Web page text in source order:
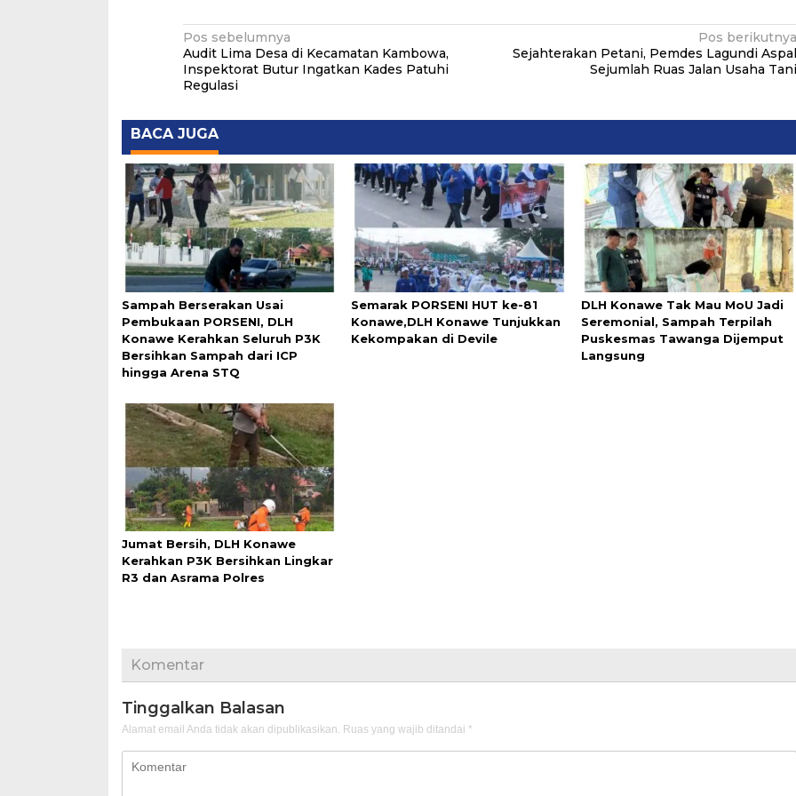
Navigasi
pos
Pos sebelumnya
Audit Lima Desa di Kecamatan Kambowa,
Inspektorat Butur Ingatkan Kades Patuhi
Regulasi
Pos berikutnya
Sejahterakan Petani, Pemdes Lagundi Aspal
Sejumlah Ruas Jalan Usaha Tani
BACA JUGA
Sampah Berserakan Usai
Pembukaan PORSENI, DLH
Konawe Kerahkan Seluruh P3K
Bersihkan Sampah dari ICP
hingga Arena STQ
Semarak PORSENI HUT ke-81
Konawe,DLH Konawe Tunjukkan
Kekompakan di Devile
DLH Konawe Tak Mau MoU Jadi
Seremonial, Sampah Terpilah
Puskesmas Tawanga Dijemput
Langsung
Jumat Bersih, DLH Konawe
Kerahkan P3K Bersihkan Lingkar
R3 dan Asrama Polres
Komentar
Tinggalkan Balasan
Alamat email Anda tidak akan dipublikasikan. Ruas yang wajib ditandai *